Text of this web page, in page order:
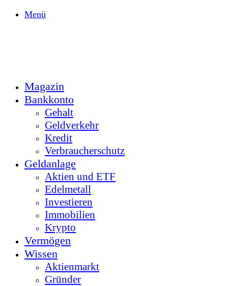
Menü
Magazin
Bankkonto
Gehalt
Geldverkehr
Kredit
Verbraucherschutz
Geldanlage
Aktien und ETF
Edelmetall
Investieren
Immobilien
Krypto
Vermögen
Wissen
Aktienmarkt
Gründer